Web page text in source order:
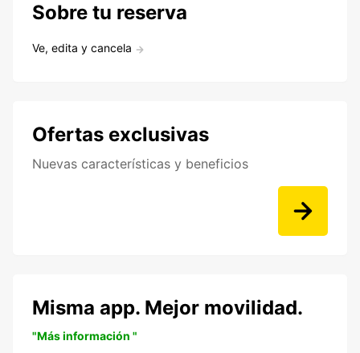
Sobre tu reserva
Ve, edita y cancela
Ofertas exclusivas
Nuevas características y beneficios
Misma app. Mejor movilidad.
"Más información "